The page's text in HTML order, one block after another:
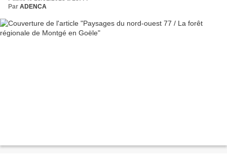
Par ADENCA